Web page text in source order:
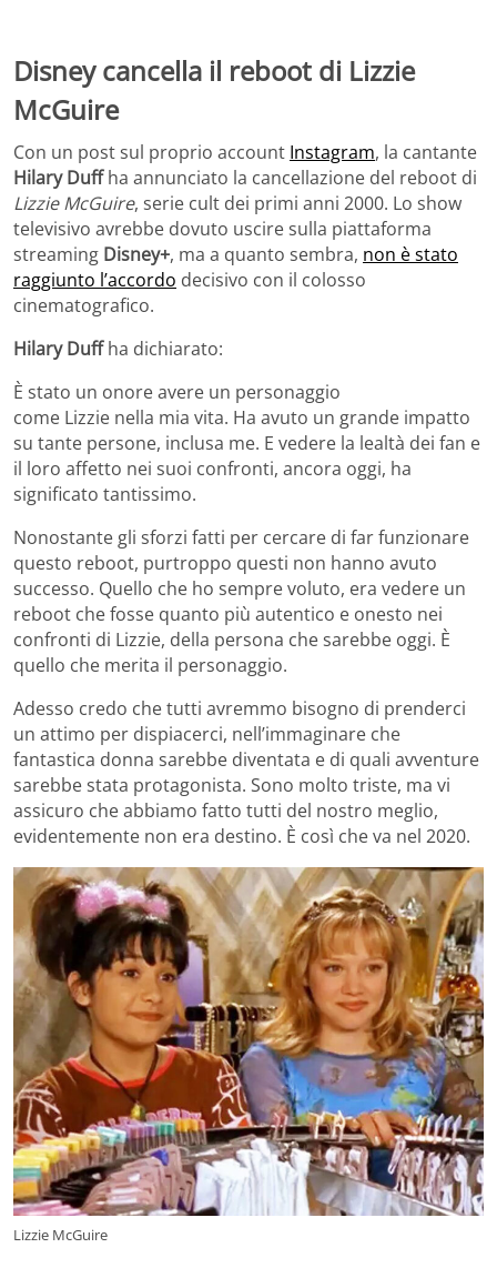
Disney cancella il reboot di Lizzie
McGuire
Con un post sul proprio account Instagram, la cantante
Hilary Duffha annunciato la cancellazione del reboot di
Lizzie McGuire, serie cult dei primi anni 2000. Lo show
televisivo avrebbe dovuto uscire sulla piattaforma
streaming Disney+, ma a quanto sembra, non è stato
raggiunto l’accordo decisivo con il colosso
cinematografico.
Hilary Duffha dichiarato:
È stato un onore avere un personaggio
come Lizzie nella mia vita. Ha avuto un grande impatto
su tante persone, inclusa me. E vedere la lealtà dei fan e
il loro affetto nei suoi confronti, ancora oggi, ha
significato tantissimo.
Nonostante gli sforzi fatti per cercare di far funzionare
questo reboot, purtroppo questi non hanno avuto
successo. Quello che ho sempre voluto, era vedere un
reboot che fosse quanto più autentico e onesto nei
confronti di Lizzie, della persona che sarebbe oggi. È
quello che merita il personaggio.
Adesso credo che tutti avremmo bisogno di prenderci
un attimo per dispiacerci, nell’immaginare che
fantastica donna sarebbe diventata e di quali avventure
sarebbe stata protagonista. Sono molto triste, ma vi
assicuro che abbiamo fatto tutti del nostro meglio,
evidentemente non era destino. È così che va nel 2020.
Lizzie McGuire